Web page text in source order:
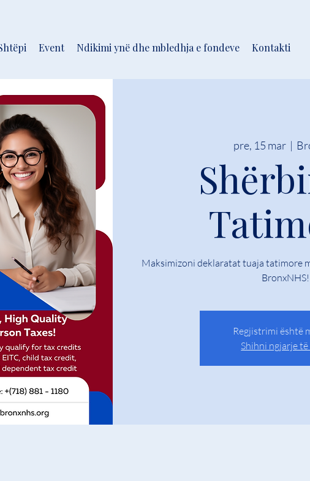
Event Ndikimi ynë dhe mbledhja e fondeve Kontakti
pre, 15 mar
  |
Maksimizoni deklaratat tuaja tatimore
BronxNHS!
Regjistrimi është
Shihni ngjarje